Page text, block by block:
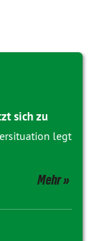
sich zu
legt
Mehr